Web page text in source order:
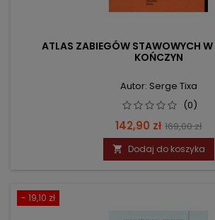
ATLAS ZABIEGÓW STAWOWYCH
KOŃCZYN
Autor: Serge Tixa
(0)
Cena
142,90 zł Cena
169,00 zł
 Dodaj do koszyka
- 19,10 zł